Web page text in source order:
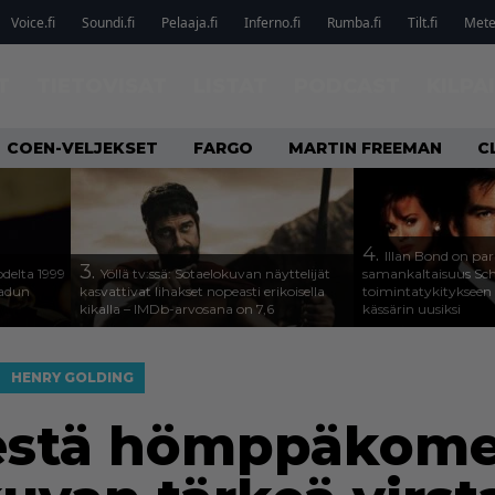
Voice.fi Soundi.fi Pelaaja.fi Inferno.fi Rumba.fi Tilt.fi
COEN-VELJEKSET FARGO MARTIN FREEMAN
1999
3. Yöllä tv:ssä: Sotaelokuvan näyttelijät
kasvattivat lihakset nopeasti erikoisella
kikalla – IMDb-arvosana on 7,6
4. Illan Bond on
samankaltaisuus
toimintatykitykseen
kässärin uusiksi
HENRY GOLDING